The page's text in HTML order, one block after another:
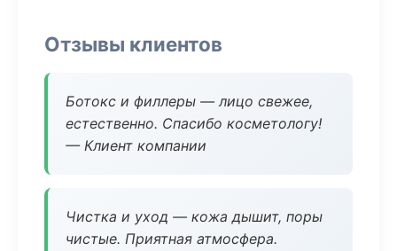
Отзывы клиентов
Ботокс и филлеры — лицо свежее,
естественно. Спасибо косметологу!
— Клиент компании
Чистка и уход — кожа дышит, поры
чистые. Приятная атмосфера.